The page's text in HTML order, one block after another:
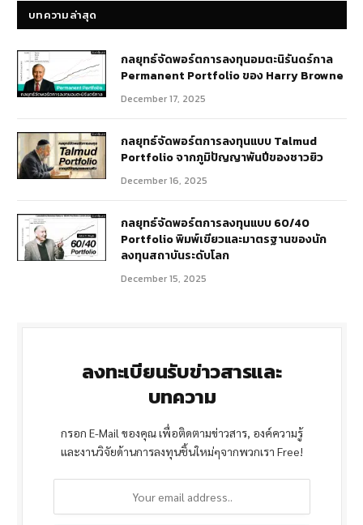
บทความล่าสุด
กลยุทธ์​จัดพอร์ตการลงทุนอมตะนิรันดร์กาล
Permanent Portfolio ของ Harry Browne
December 17, 2025
กลยุทธ์จัดพอร์ตการลงทุนแบบ Talmud
Portfolio จากภูมิปัญญาพันปีของชาวยิว
December 16, 2025
กลยุทธ์จัดพอร์ตการลงทุนแบบ 60/40
Portfolio พิมพ์เขียวและมาตรฐานของนัก
ลงทุนสถาบันระดับโลก
December 15, 2025
ลงทะเบียนรับข่าวสารและ
บทความ
กรอก E-Mail ของคุณ เพื่อติดตามข่าวสาร, องค์ความรู้
และงานวิจัยด้านการลงทุนชิ้นใหม่ๆจากพวกเรา Free!